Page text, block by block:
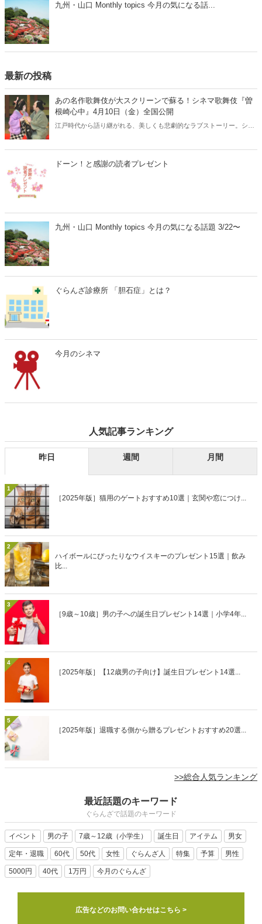
九州・山口 Monthly topics 今月の気になる話...
最新の投稿
あの名作歌舞伎が大スクリーンで蘇る！シネマ歌舞伎『曽
根崎心中』4月10日（金）全国公開
江戸時代から語り継がれる、美しくも悲劇的なラブストーリー。シネ
中村鴈治郎による珠玉の舞台を、映画館の大スクリーンで堪能できる
貴重な機会です。さらに、話題となった映画『国宝』でも注目を集め
ドーン！と感謝の読者プレゼント
九州・山口 Monthly topics 今月の気になる話題 3/22〜
ぐらんざ診療所 「胆石症」とは？
今月のシネマ
人気記事ランキング
昨日 週間 月間
1
［2025年版］猫用のゲートおすすめ10選｜玄関や窓につけ...
2
ハイボールにぴったりなウイスキーのプレゼント15選｜飲み
比...
3
［9歳～10歳］男の子への誕生日プレゼント14選｜小学4年...
4
［2025年版］【12歳男の子向け】誕生日プレゼント14選...
5
［2025年版］退職する側から贈るプレゼントおすすめ20選...
>>総合人気ランキング
最近話題のキーワード
ぐらんざで話題のキーワード
イベント 男の子 7歳～12歳（小学生） 誕生日 アイテム 男女
定年・退職 60代 50代 女性 ぐらんざ人 特集 予算 男性
5000円 40代 1万円 今月のぐらんざ
広告などのお問い合わせはこちら >